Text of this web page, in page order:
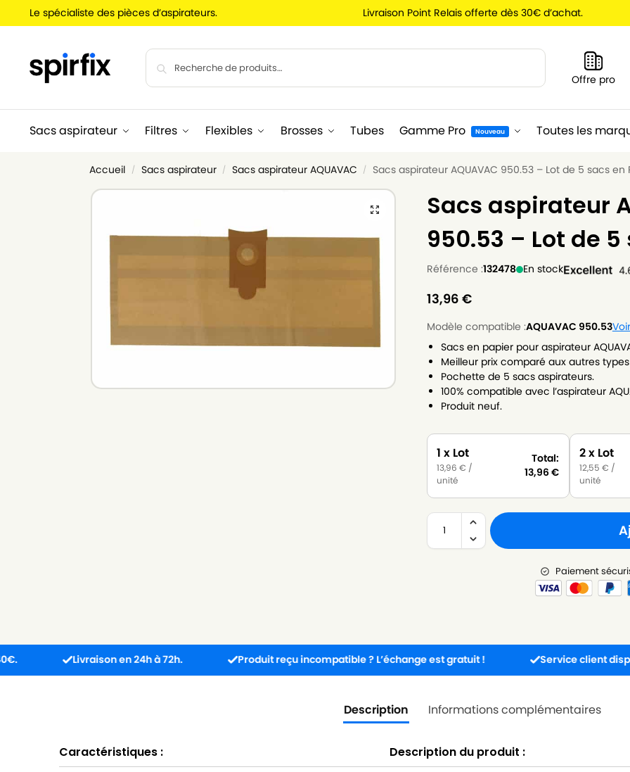
Le spécialiste des pièces d’aspirateurs. Livraison Point Relais offerte dès 30€ d’achat.
Offre pro
Sacs aspirateur Filtres Flexibles Brosses Tubes Gamme Pro Nouveau Toutes les
Accueil / Sacs aspirateur / Sacs aspirateur AQUAVAC / Sacs aspirateur AQUAVAC 950.53 – Lot de 5 sacs en
Sacs aspirateur
950.53 – Lot de
Référence :132478 En stock
13,96 €
Modèle compatible :AQUAVAC 950.53
Sacs en papier pour aspirateur
Meilleur prix comparé aux autres
Pochette de 5 sacs aspirateurs.
100% compatible avec l’aspirateur
Produit neuf.
1 x Lot
13,96€ /
unité
Total:
13,96€
2 x Lot
12,55€ /
unité
Paiement
Livraison en 24h à 72h. Produit reçu incompatible ? L’échange est gratuit ! Service client disponible 5j/
Description Informations complémentaires
Caractéristiques : Description du produit :